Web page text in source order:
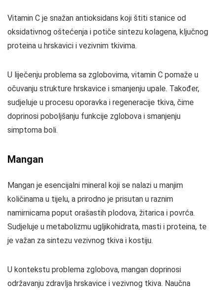
Vitamin C je snažan antioksidans koji štiti stanice od
oksidativnog oštećenja i potiče sintezu kolagena, ključnog
proteina u hrskavici i vezivnim tkivima.
U liječenju problema sa zglobovima, vitamin C pomaže u
očuvanju strukture hrskavice i smanjenju upale. Također,
sudjeluje u procesu oporavka i regeneracije tkiva, čime
doprinosi poboljšanju funkcije zglobova i smanjenju
simptoma boli.
Mangan
Mangan je esencijalni mineral koji se nalazi u manjim
količinama u tijelu, a prirodno je prisutan u raznim
namirnicama poput orašastih plodova, žitarica i povrća.
Sudjeluje u metabolizmu ugljikohidrata, masti i proteina, te
je važan za sintezu vezivnog tkiva i kostiju.
U kontekstu problema zglobova, mangan doprinosi
održavanju zdravlja hrskavice i vezivnog tkiva. Naučna